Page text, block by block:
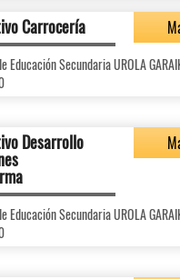
Carrocería
Educación Secundaria UROLA
Desarrollo
Educación Secundaria UROLA